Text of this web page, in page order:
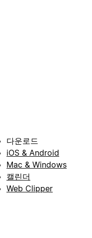
다운로드
iOS & Android
Mac & Windows
캘린더
Web Clipper